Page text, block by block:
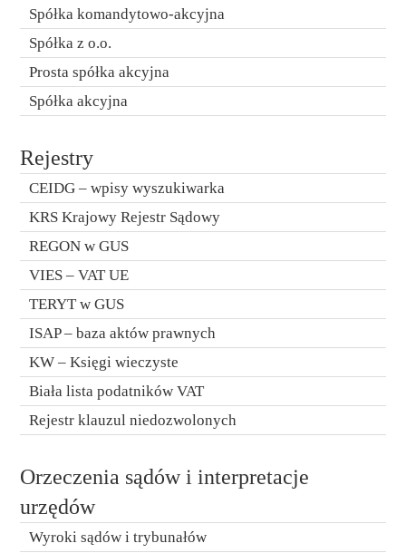
Spółka komandytowo-akcyjna
Spółka z o.o.
Prosta spółka akcyjna
Spółka akcyjna
Rejestry
CEIDG – wpisy wyszukiwarka
KRS Krajowy Rejestr Sądowy
REGON w GUS
VIES – VAT UE
TERYT w GUS
ISAP – baza aktów prawnych
KW – Księgi wieczyste
Biała lista podatników VAT
Rejestr klauzul niedozwolonych
Orzeczenia sądów i interpretacje
urzędów
Wyroki sądów i trybunałów